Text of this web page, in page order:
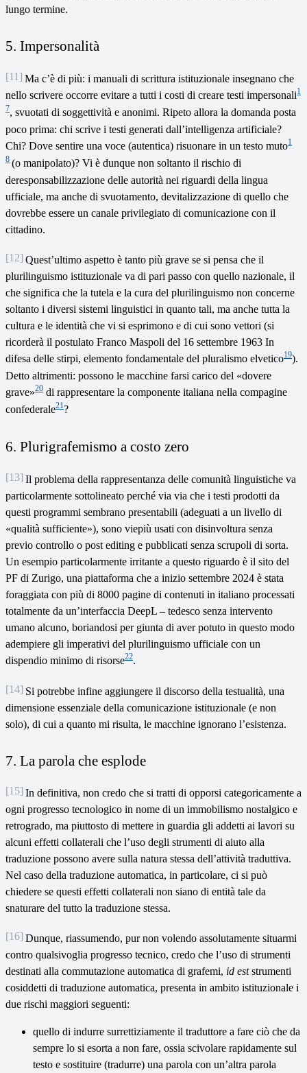
lungo termine.
5. Impersonalità
[11] Ma c’è di più: i manuali di scrittura istituzionale insegnano che
nello scrivere occorre evitare a tutti i costi di creare testi impersonali1
7, svuotati di soggettività e anonimi. Ripeto allora la domanda posta
poco prima: chi scrive i testi generati dall’intelligenza artificiale?
Chi? Dove sentire una voce (autentica) risuonare in un testo muto1
8 (o manipolato)? Vi è dunque non soltanto il rischio di
deresponsabilizzazione delle autorità nei riguardi della lingua
ufficiale, ma anche di svuotamento, devitalizzazione di quello che
dovrebbe essere un canale privilegiato di comunicazione con il
cittadino.
[12] Quest’ultimo aspetto è tanto più grave se si pensa che il
plurilinguismo istituzionale va di pari passo con quello nazionale, il
che significa che la tutela e la cura del plurilinguismo non concerne
soltanto i diversi sistemi linguistici in quanto tali, ma anche tutta la
cultura e le identità che vi si esprimono e di cui sono vettori (si
ricorderà il postulato Franco Maspoli del 16 settembre 1963 In
difesa delle stirpi, elemento fondamentale del pluralismo elvetico19).
Detto altrimenti: possono le macchine farsi carico del «dovere
grave»20 di rappresentare la componente italiana nella compagine
confederale21?
6. Plurigrafemismo a costo zero
[13] Il problema della rappresentanza delle comunità linguistiche va
particolarmente sottolineato perché via via che i testi prodotti da
questi programmi sembrano presentabili (adeguati a un livello di
«qualità sufficiente»), sono viepiù usati con disinvoltura senza
previo controllo o post editing e pubblicati senza scrupoli di sorta.
Un esempio particolarmente irritante a questo riguardo è il sito del
PF di Zurigo, una piattaforma che a inizio settembre 2024 è stata
foraggiata con più di 8000 pagine di contenuti in italiano processati
totalmente da un’interfaccia DeepL – tedesco senza intervento
umano alcuno, boriandosi per giunta di aver potuto in questo modo
adempiere gli imperativi del plurilinguismo ufficiale con un
dispendio minimo di risorse22.
[14] Si potrebbe infine aggiungere il discorso della testualità, una
dimensione essenziale della comunicazione istituzionale (e non
solo), di cui a quanto mi risulta, le macchine ignorano l’esistenza.
7. La parola che esplode
[15] In definitiva, non credo che si tratti di opporsi categoricamente a
ogni progresso tecnologico in nome di un immobilismo nostalgico e
retrogrado, ma piuttosto di mettere in guardia gli addetti ai lavori su
alcuni effetti collaterali che l’uso degli strumenti di aiuto alla
traduzione possono avere sulla natura stessa dell’attività traduttiva.
Nel caso della traduzione automatica, in particolare, ci si può
chiedere se questi effetti collaterali non siano di entità tale da
snaturare del tutto la traduzione stessa.
[16] Dunque, riassumendo, pur non volendo assolutamente situarmi
contro qualsivoglia progresso tecnico, credo che l’uso di strumenti
destinati alla commutazione automatica di grafemi, id eststrumenti
cosiddetti di traduzione automatica, presenta in ambito istituzionale i
due rischi maggiori seguenti:
quello di indurre surrettiziamente il traduttore a fare ciò che da
sempre lo si esorta a non fare, ossia scivolare rapidamente sul
testo e sostituire (tradurre) una parola con un’altra parola